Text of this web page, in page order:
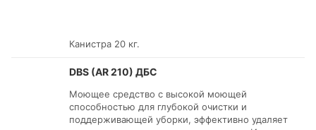
Канистра 20 кг.
DBS (AR 210) ДБС
Моющее средство с высокой моющей
способностью для глубокой очистки и
поддерживающей уборки, эффективно удаляет